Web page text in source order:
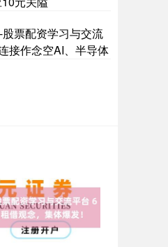
票配资学习与交流
接作念空AI、半导体